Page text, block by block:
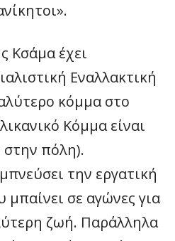
Κσάμα έχει
Εναλλακτική
κόμμα στο
Κόμμα είναι
πόλη).
την εργατική
σε αγώνες για
ζωή. Παράλληλα